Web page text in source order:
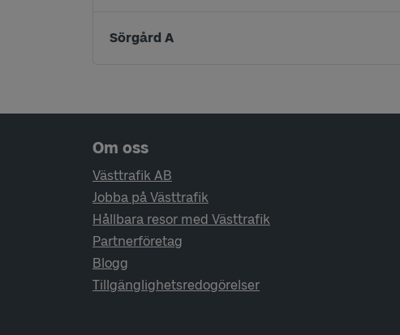
Sörgård A
Sidfotsnavigering
Om oss
Västtrafik AB
Jobba på Västtrafik
Hållbara resor med Västtrafik
Partnerföretag
Blogg
Tillgänglighetsredogörelser